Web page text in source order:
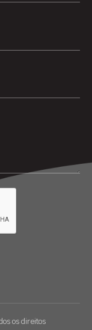
os direitos